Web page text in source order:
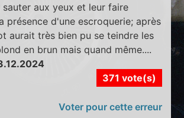
sauter aux yeux et leur faire
présence d'une escroquerie; après
aurait très bien pu se teindre les
en brun mais quand même....
371 vote(s)
Voter pour cette erreur